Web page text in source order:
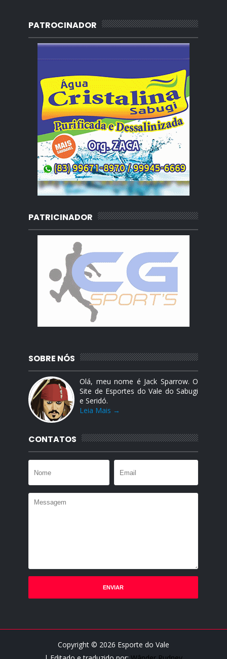
PATROCINADOR
PATRICINADOR
SOBRE NÓS
Olá, meu nome é Jack Sparrow. O
Site de Esportes do Vale do Sabugi
e Seridó.
Leia Mais →
CONTATOS
Copyright © 2026 Esporte do Vale